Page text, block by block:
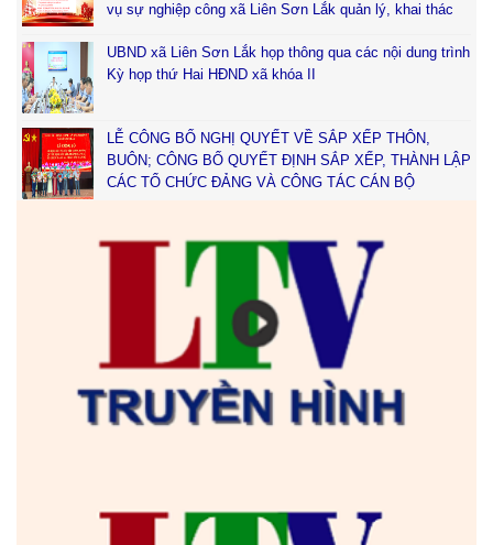
vụ sự nghiệp công xã Liên Sơn Lắk quản lý, khai thác
UBND xã Liên Sơn Lắk họp thông qua các nội dung trình
Kỳ họp thứ Hai HĐND xã khóa II
LỄ CÔNG BỐ NGHỊ QUYẾT VỀ SẮP XẾP THÔN,
BUÔN; CÔNG BỐ QUYẾT ĐỊNH SẮP XẾP, THÀNH LẬP
CÁC TỔ CHỨC ĐẢNG VÀ CÔNG TÁC CÁN BỘ